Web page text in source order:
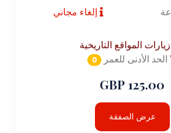
إلغاء مجاني
زيارات المواقع التاريخية
الحد الأدنى للعمر
0
125.00 GBP
عرض الصفقة